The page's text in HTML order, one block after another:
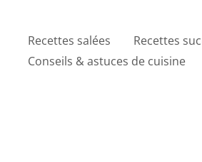
Recettes salées Recettes
Conseils & astuces de cuisine